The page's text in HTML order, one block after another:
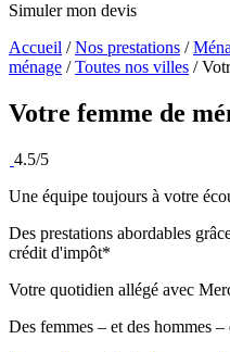
Simuler mon devis
Accueil /Nos prestations /
ménage /Toutes nos villes /
Votre femme de
4.5/5
Une équipe toujours à votre
Des prestations abordables
crédit d'impôt*
Votre quotidien allégé avec
Des femmes – et des hommes